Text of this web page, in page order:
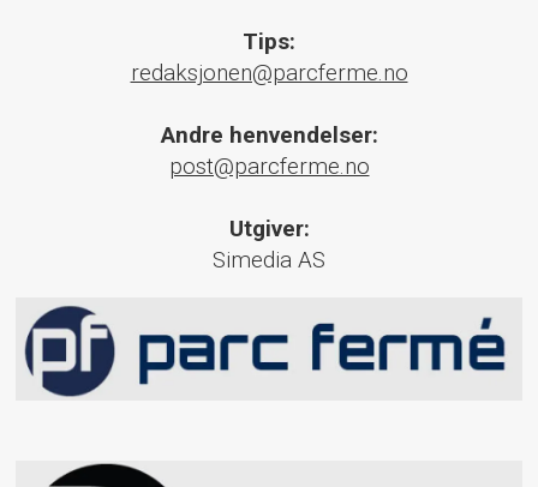
Tips:
redaksjonen@parcferme.no
Andre henvendelser:
post@parcferme.no
Utgiver:
Simedia AS